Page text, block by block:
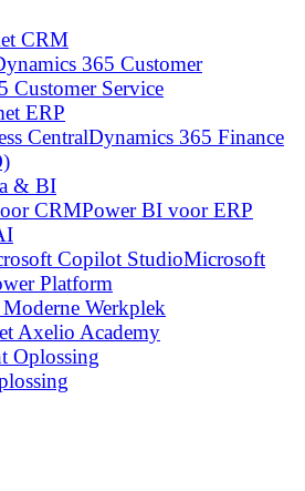
CRM
365 Customer
Customer Service
ERP
CentralDynamics 365 Finance
& BI
CRMPower BI voor ERP
Copilot StudioMicrosoft
Platform
Werkplek
Axelio Academy
Oplossing